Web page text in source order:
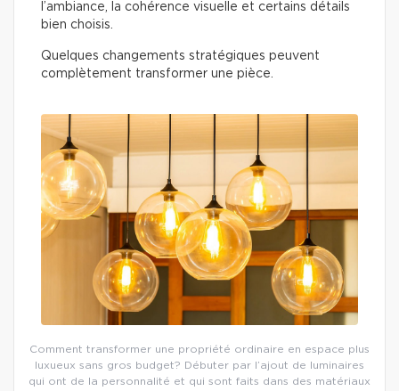
l’ambiance, la cohérence visuelle et certains détails
bien choisis.
Quelques changements stratégiques peuvent
complètement transformer une pièce.
Comment transformer une propriété ordinaire en espace plus
luxueux sans gros budget? Débuter par l’ajout de luminaires
qui ont de la personnalité et qui sont faits dans des matériaux